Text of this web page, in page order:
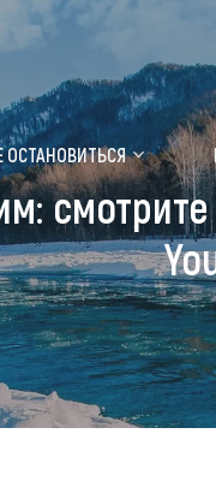
и культуры
мест
ОСТАНОВИТЬСЯ